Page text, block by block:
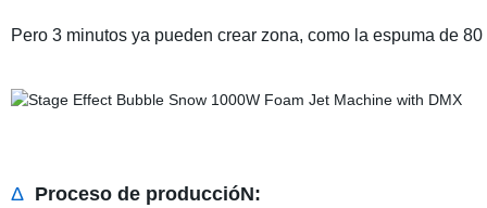
Pero 3 minutos ya pueden crear zona, como la espuma de
Δ Proceso de produccióN: